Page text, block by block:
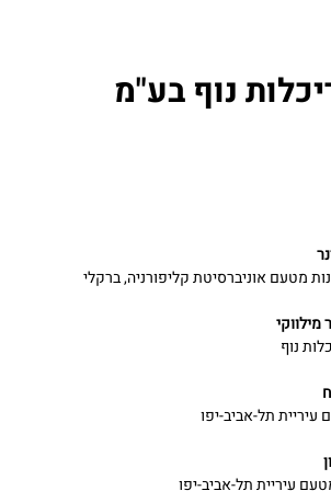
נוף בע"מ
מטעם אוניברסיטת קליפורניה, ברקלי
נוף
תל-אביב-יפו
עיריית תל-אביב-יפו